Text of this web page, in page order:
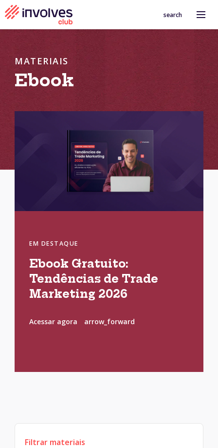
search
MATERIAIS
Ebook
EM DESTAQUE
Ebook Gratuito:
Tendências de Trade
Marketing 2026
Acessar agora arrow_forward
Filtrar materiais